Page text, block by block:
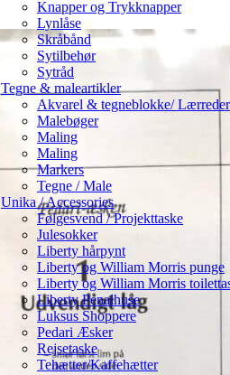
Knapper og Trykknapper
Lynlåse
Skråbånd
Sytilbehør
Sytråd
Tegne & maleartikler
Akvarel & tegneblokke/ Lærreder
Malebøger
Maling
Maling
Markers
Tegne / Male
Unika / Accessories
Følgesvend / Projekttaske
Julesokker
Liberty hårpynt
Liberty og William Morris punge
Liberty og William Morris
Liberty Penalhuse
Luksus Shoppere
Pedari Æsker
Rejsetaske
Tehætter/Kaffehætter